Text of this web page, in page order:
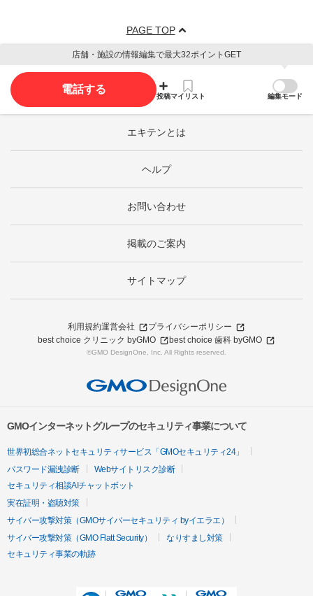
PAGE TOP
店舗・施設の情報編集で最大32ポイントGET
電話する
投稿マイリスト 編集モード
エキテンとは
ヘルプ
お問い合わせ
掲載のご案内
サイトマップ
利用規約運営会社
プライバシーポリシー
best choice クリニック byGMO
best choice 歯科 byGMO
©GMO DesignOne, Inc. All Rights reserved.
GMOインターネットグループのセキュリティ事業について
世界初総合ネットセキュリティサービス「GMOセキュリティ24」
パスワード漏洩診断
Webサイトリスク診断
セキュリティ相談AIチャットボット
実在証明・盗聴対策
サイバー攻撃対策（GMOサイバーセキュリティ byイエラエ）
サイバー攻撃対策（GMO Flatt Security）
なりすまし対策
セキュリティ事業の軌跡